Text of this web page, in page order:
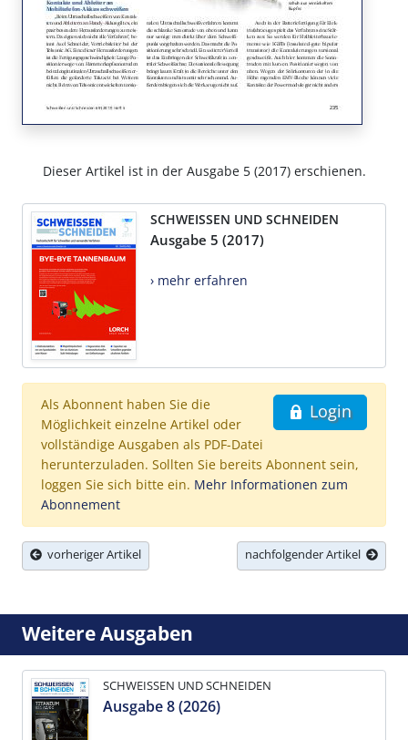
Dieser Artikel ist in der Ausgabe 5 (2017) erschienen.
SCHWEISSEN UND SCHNEIDEN
Ausgabe 5 (2017)
› mehr erfahren
Login
Als Abonnent haben Sie die
Möglichkeit einzelne Artikel oder
vollständige Ausgaben als PDF-Datei
herunterzuladen. Sollten Sie bereits Abonnent sein,
loggen Sie sich bitte ein. Mehr Informationen zum
Abonnement
vorheriger Artikel nachfolgender Artikel
Weitere Ausgaben
SCHWEISSEN UND SCHNEIDEN
Ausgabe 8 (2026)